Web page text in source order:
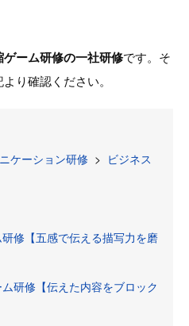
ゲーム研修の一社研修です。そ
り確認ください。
ケーション研修 > ビジネス
修【五感で伝える描写力を磨
研修【伝えた内容をブロック